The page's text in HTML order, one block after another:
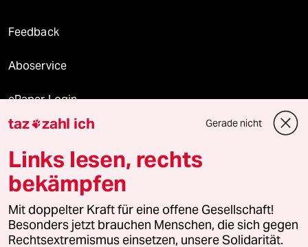
Feedback
Aboservice
ePaper Login
Downloads für Abonnierende
© 2026 taz Verlags und Vertriebs GmbH
Alle Rechte vorbehalten. Bei rechtlichen Fragen oder für Genehmigungen
wenden Sie sich bitte an lizenzen@taz.de
taz zahl ich Gerade nicht
Links lesen, rechts
bekämpfen
Mit doppelter Kraft für eine offene Gesellschaft!
Besonders jetzt brauchen Menschen, die sich gegen
Rechtsextremismus einsetzen, unsere Solidarität.